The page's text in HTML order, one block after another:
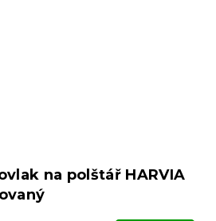
na polštář HARVIA